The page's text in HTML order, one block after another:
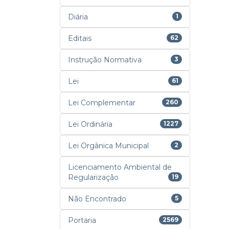
Diária 1
Editais 62
Instrução Normativa 3
Lei 61
Lei Complementar 260
Lei Ordinária 1227
Lei Orgânica Municipal 2
Licenciamento Ambiental de
Regularização
19
Não Encontrado 5
Portaria 2569